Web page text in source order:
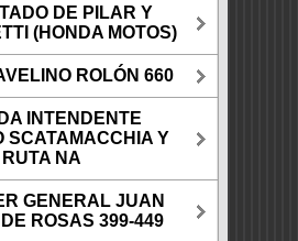
DE PILAR Y
(HONDA MOTOS)
ROLÓN 660
INTENDENTE
SCATAMACCHIA Y
RUTA NA
GENERAL JUAN
ROSAS 399-449